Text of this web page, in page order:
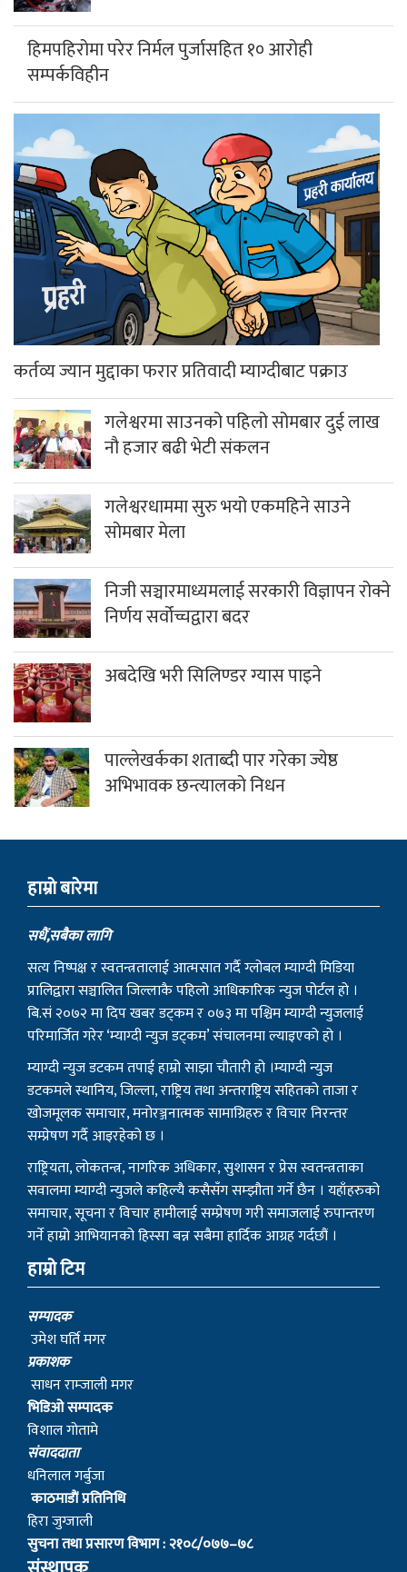
कर्तव्य ज्यान मुद्दाका फरार प्रतिवादी म्याग्दीबाट पक्राउ
गलेश्वरमा साउनको पहिलो सोमबार दुई लाख
नौ हजार बढी भेटी संकलन
गलेश्वरधाममा सुरु भयो एकमहिने साउने
सोमबार मेला
निजी सञ्चारमाध्यमलाई सरकारी विज्ञापन रोक्ने
निर्णय सर्वोच्चद्वारा बदर
अबदेखि भरी सिलिण्डर ग्यास पाइने
पाल्लेखर्कका शताब्दी पार गरेका ज्येष्ठ
हाम्राे बारेमा
सधैं,सबैका लागि
सत्य निष्पक्ष र स्वतन्त्रतालाई आत्मसात गर्दै ग्लोबल म्याग्दी मिडिया
प्रालिद्वारा सञ्चालित जिल्लाकै पहिलो आधिकारिक न्युज पोर्टल हो ।
बि.सं २०७२ मा दिप खबर डट्कम र ०७३ मा पश्चिम म्याग्दी न्युजलाई
परिमार्जित गरेर ‘म्याग्दी न्युज डट्कम’ संचालनमा ल्याइएको हो ।
खोजमूलक समाचार, मनोरञ्जनात्मक सामाग्रिहरु र विचार निरन्तर
सम्प्रेषण गर्दै आइरहेको छ ।
राष्ट्रियता, लोकतन्त्र, नागरिक अधिकार, सुशासन र प्रेस स्वतन्त्रताका
सवालमा म्याग्दी न्युजले कहिल्यै कसैसँग सम्झौता गर्ने छैन । यहाँहरुको
समाचार, सूचना र विचार हामीलाई सम्प्रेषण गरी समाजलाई रुपान्तरण
गर्ने हाम्रो आभियानको हिस्सा बन्न सबैमा हार्दिक आग्रह गर्दछौं ।
हाम्रो टिम
सम्पादक
उमेश घर्ति मगर
प्रकाशक
साधन राम्जाली मगर
भिडिओ सम्पादक
विशाल गोतामे
स‌ंवाददाता
धनिलाल गर्बुजा
काठमाडाैं प्रतिनिधि
हिरा जुग्जाली
सुचना तथा प्रसारण विभाग : २१०८/०७७–७८
संस्थापक
– बागबिर चोचाङ्गे पुन मगर
– शेर बहादुर सुतपहरे घर्ति मगर
– निराजन राम्जाली मगर
– लोकेन्द्र सुतपहरे घर्ति मगर
– रबहादुर राम्जालि मगर